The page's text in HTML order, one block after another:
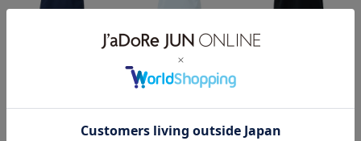
【ESSENTIAL】半袖モッ
クネックシャツ/UV・吸
¥9,900
ー］